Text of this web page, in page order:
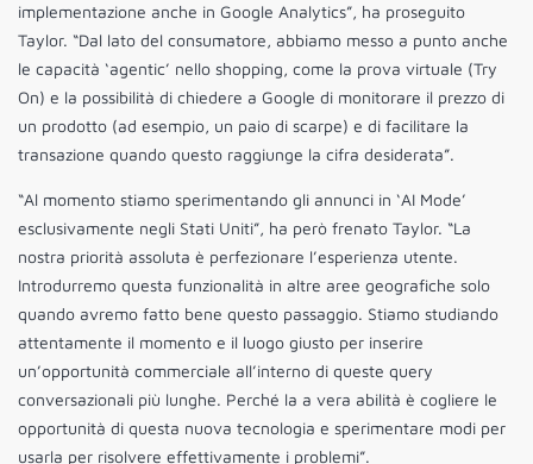
implementazione anche in Google Analytics”, ha proseguito
Taylor. “Dal lato del consumatore, abbiamo messo a punto anche
le capacità ‘agentic’ nello shopping, come la prova virtuale (Try
On) e la possibilità di chiedere a Google di monitorare il prezzo di
un prodotto (ad esempio, un paio di scarpe) e di facilitare la
transazione quando questo raggiunge la cifra desiderata”.
“Al momento stiamo sperimentando gli annunci in ‘AI Mode’
esclusivamente negli Stati Uniti”, ha però frenato Taylor. “La
nostra priorità assoluta è perfezionare l’esperienza utente.
Introdurremo questa funzionalità in altre aree geografiche solo
quando avremo fatto bene questo passaggio. Stiamo studiando
attentamente il momento e il luogo giusto per inserire
un’opportunità commerciale all’interno di queste query
conversazionali più lunghe. Perché la a vera abilità è cogliere le
opportunità di questa nuova tecnologia e sperimentare modi per
usarla per risolvere effettivamente i problemi”.